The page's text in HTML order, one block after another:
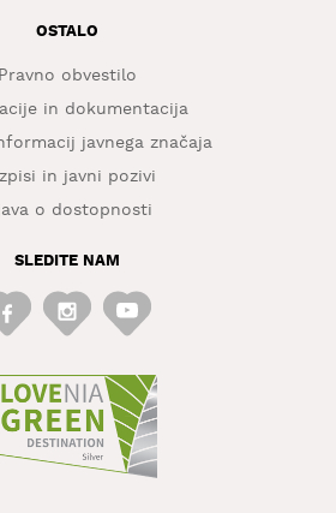
OSTALO
Pravno obvestilo
in dokumentacija
javnega značaja
in javni pozivi
o dostopnosti
SLEDITE NAM